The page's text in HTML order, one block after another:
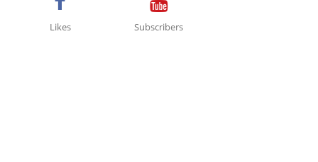
Likes Subscribers